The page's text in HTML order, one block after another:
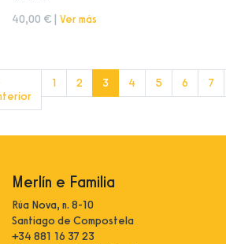
40,00 € | Ver más
1 2 3(current)
4 5 6 7
Merlín e Familia
Rúa Nova, n. 8-10
Santiago de Compostela
+34 881 16 37 23